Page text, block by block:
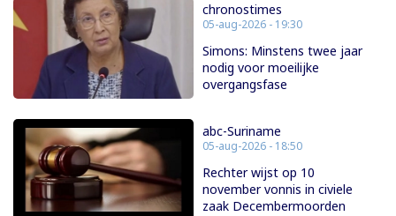
chronostimes
05-aug-2026 - 19:30
Simons: Minstens twee jaar
nodig voor moeilijke
overgangsfase
abc-Suriname
05-aug-2026 - 18:50
Rechter wijst op 10
november vonnis in civiele
zaak Decembermoorden